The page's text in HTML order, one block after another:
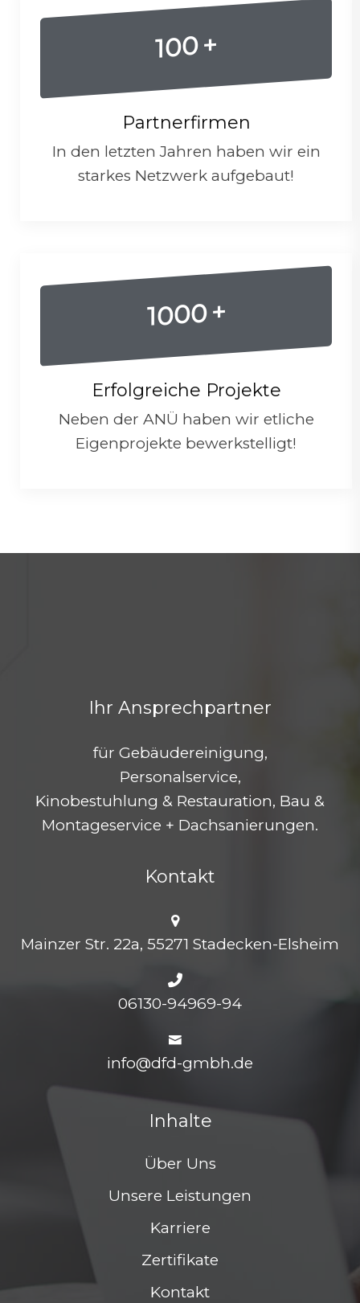
100+
Partnerfirmen
In den letzten Jahren haben wir ein
starkes Netzwerk aufgebaut!
1000+
Erfolgreiche Projekte
Neben der ANÜ haben wir etliche
Eigenprojekte bewerkstelligt!
Ihr Ansprechpartner
für Gebäudereinigung,
Personalservice,
Kinobestuhlung & Restauration, Bau &
Montageservice + Dachsanierungen.
Kontakt
Mainzer Str. 22a, 55271 Stadecken-Elsheim
06130-94969-94
info@dfd-gmbh.de
Inhalte
Über Uns
Unsere Leistungen
Karriere
Zertifikate
Kontakt